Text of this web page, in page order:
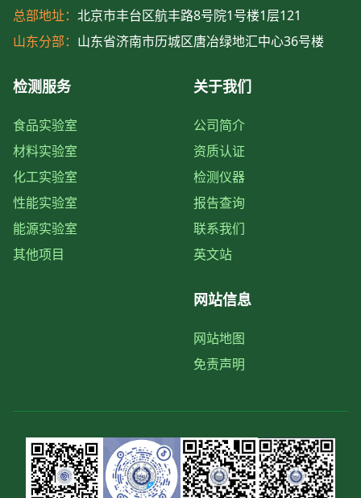
总部地址： 北京市丰台区航丰路8号院1号楼1层121
山东分部： 山东省济南市历城区唐冶绿地汇中心36号楼
检测服务
食品实验室
材料实验室
化工实验室
性能实验室
能源实验室
其他项目
关于我们
公司简介
资质认证
检测仪器
报告查询
联系我们
英文站
网站信息
网站地图
免责声明